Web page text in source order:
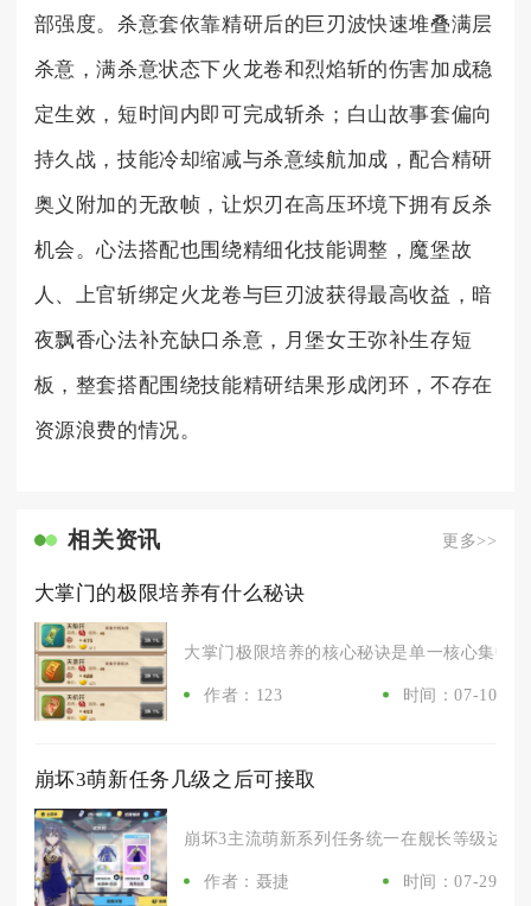
部强度。杀意套依靠精研后的巨刃波快速堆叠满层
杀意，满杀意状态下火龙卷和烈焰斩的伤害加成稳
定生效，短时间内即可完成斩杀；白山故事套偏向
持久战，技能冷却缩减与杀意续航加成，配合精研
奥义附加的无敌帧，让炽刃在高压环境下拥有反杀
机会。心法搭配也围绕精细化技能调整，魔堡故
人、上官斩绑定火龙卷与巨刃波获得最高收益，暗
夜飘香心法补充缺口杀意，月堡女王弥补生存短
板，整套搭配围绕技能精研结果形成闭环，不存在
资源浪费的情况。
相关资讯 更多>>
大掌门的极限培养有什么秘诀
大掌门极限培养的核心秘诀是单一核心集中
作者：123 时间：07-10
崩坏3萌新任务几级之后可接取
崩坏3主流萌新系列任务统一在舰长等级达到
作者：聂捷 时间：07-29